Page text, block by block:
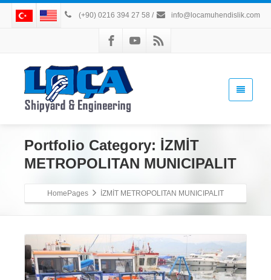
(+90) 0216 394 27 58 / info@locamuhendislik.com
Portfolio Category: İZMİT
METROPOLITAN MUNICIPALIT
HomePages İZMİT METROPOLITAN MUNICIPALIT